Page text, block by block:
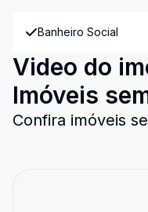
Banheiro Social
Video do
Imóveis
Confira imóveis